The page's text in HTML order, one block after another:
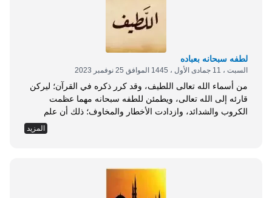
لطفه سبحانه بعباده
السبت ، 11 جمادى الأول ، 1445 الموافق 25 نوفمبر 2023
من أسماء الله تعالى اللطيف، وقد كرر ذكره في القرآن؛ ليركن
قارئه إلى الله تعالى، ويطمئن للطفه سبحانه مهما عظمت
الكروب والشدائد، وازدادت الأخطار والمخاوف؛ ذلك أن علم
المؤمن بلطف الله تعالى به يعينه على ذلك كله . ولاسم الله
اللطيف معانٍ كثيرة، تختلف على طرقها الأفهام، وتتفق لحقيقتها
المزيد